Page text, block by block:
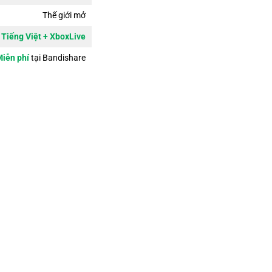
Thế giới mở
Tiếng Việt + XboxLive
phítại Bandishare